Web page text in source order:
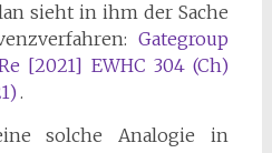
sieht in ihm der Sache
Gategroup
[2021] EWHC 304 (Ch)
.
solche Analogie in